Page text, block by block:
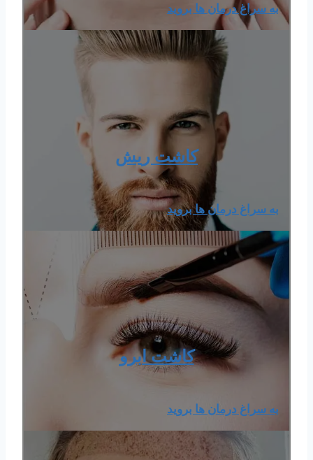
به سراغ درمان ها بروید
كاشت ریش
به سراغ درمان ها بروید
کاشت ابرو
به سراغ درمان ها بروید